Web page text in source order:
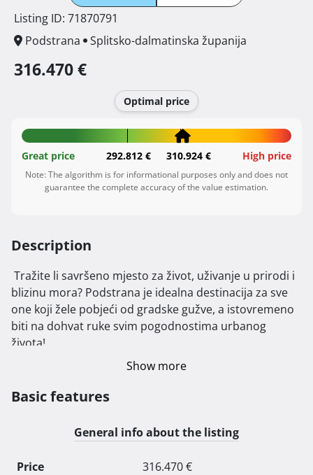
Listing ID: 71870791
Podstrana
Splitsko-dalmatinska županija
316.470 €
Optimal price
Great price 292.812 € 310.924 € High price
Note: The algorithm is for informational purposes only and does not
guarantee the complete accuracy of the value estimation.
Description
blizinu mora? Podstrana je idealna destinacija za sve
one koji žele pobjeći od gradske gužve, a istovremeno
biti na dohvat ruke svim pogodnostima urbanog
života!
metara od obale, nude modernu arhitekturu i
kupce. Lokacija je savršeno smještena u zelenilu, s lako
dostupnim sadržajima poput crkve, škole, jaslica i
prekrasnih plaža. Ovdje možete uživati u mirnom
Show more
Basic features
General info about the listing
Price 316.470 €